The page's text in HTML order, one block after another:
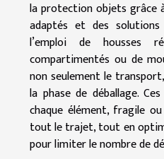
la protection objets grâce
adaptés et des solutions
l’emploi de housses
compartimentés ou de
non seulement le
la phase de déballage.
chaque élément, fragile
tout le trajet, tout en
pour limiter le nombre de